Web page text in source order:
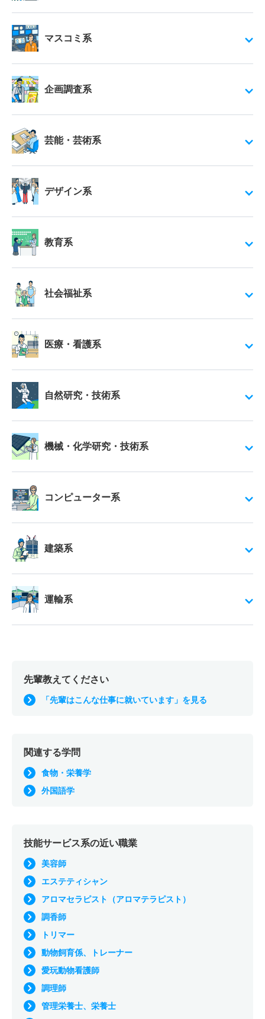
マスコミ系
企画調査系
芸能・芸術系
デザイン系
教育系
社会福祉系
医療・看護系
自然研究・技術系
機械・化学研究・技術系
コンピューター系
建築系
運輸系
先輩教えてください
「先輩はこんな仕事に就いています」を見る
関連する学問
食物・栄養学
外国語学
技能サービス系の近い職業
美容師
エステティシャン
アロマセラピスト（アロマテラピスト）
調香師
トリマー
動物飼育係、トレーナー
愛玩動物看護師
調理師
管理栄養士、栄養士